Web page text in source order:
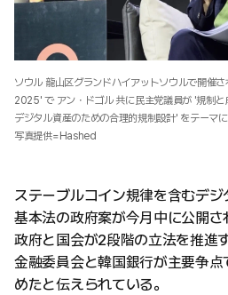
ソウル 龍山区グランドハイアットソウルで開催
2025' で アン・ドゴル 共に民主党議員が '規制と
デジタル資産のための合理的規制設計' をテーマ
写真提供=Hashed
ステーブルコイン規律を含むデジ
基本法の政府案が今月中に公開さ
政府と国会が2段階の立法を推進
金融委員会と韓国銀行が主要争
めたと伝えられている。